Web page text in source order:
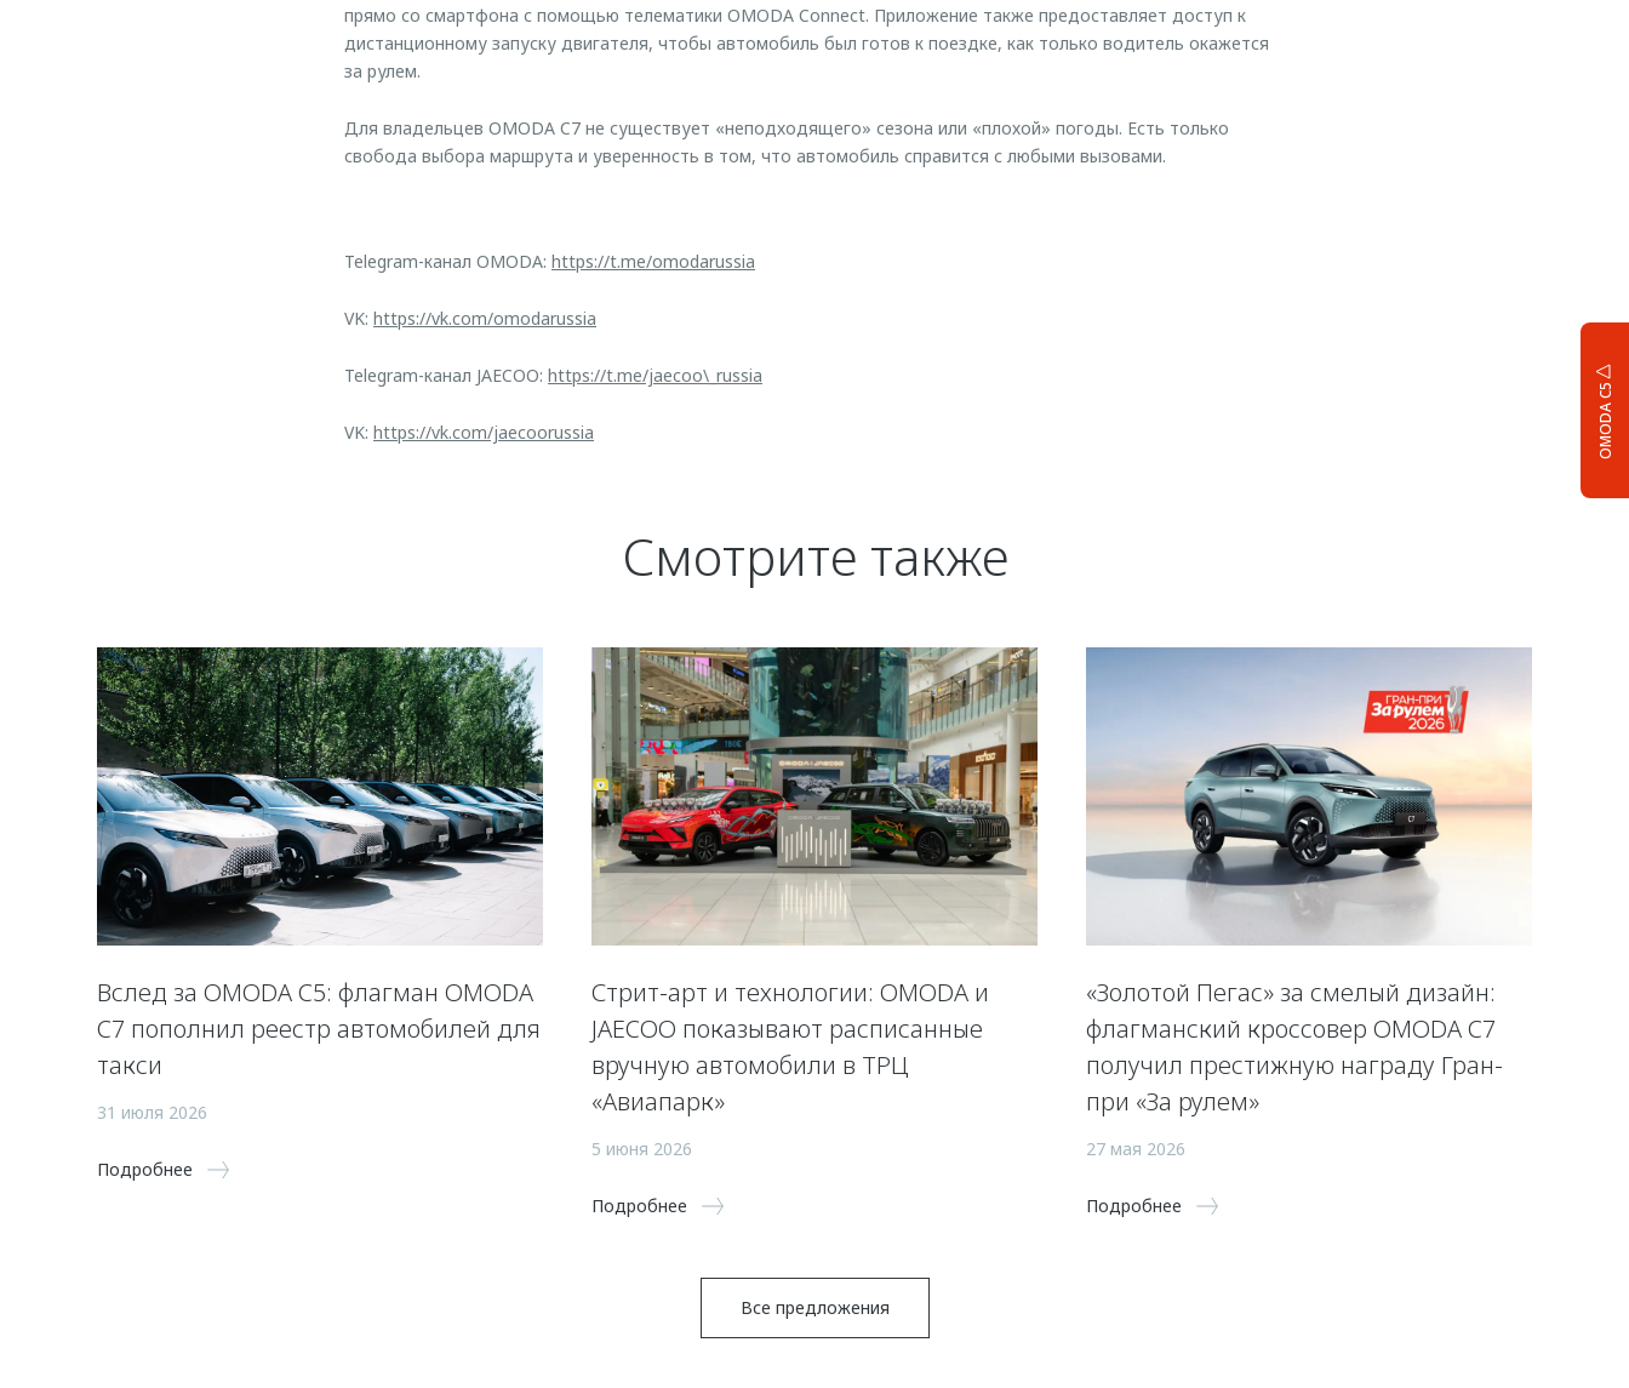
OMODA C5
прямо со смартфона с помощью телематики OMODA Connect. Приложение также предоставляет доступ к
дистанционному запуску двигателя, чтобы автомобиль был готов к поездке, как только водитель окажется
за рулем.
Для владельцев OMODA C7 не существует «неподходящего» сезона или «плохой» погоды. Есть только
свобода выбора маршрута и уверенность в том, что автомобиль справится с любыми вызовами.
Telegram-канал OMODA: https://t.me/omodarussia
VK: https://vk.com/omodarussia
Telegram-канал JAECOO: https://t.me/jaecoo\_russia
VK: https://vk.com/jaecoorussia
Смотрите также
Вслед за OMODA C5: флагман OMODA
C7 пополнил реестр автомобилей для
такси
31 июля 2026
Подробнее
Стрит-арт и технологии: OMODA и
JAECOO показывают расписанные
вручную автомобили в ТРЦ
«Авиапарк»
5 июня 2026
Подробнее
«Золотой Пегас» за смелый дизайн:
флагманский кроссовер OMODA C7
получил престижную награду Гран-
при «За рулем»
27 мая 2026
Подробнее
Все предложения